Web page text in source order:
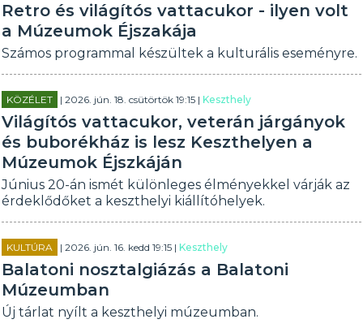
Retro és világítós vattacukor - ilyen volt
a Múzeumok Éjszakája
Számos programmal készültek a kulturális eseményre.
KÖZÉLET | 2026. jún. 18. csütörtök 19:15 |Keszthely
Világítós vattacukor, veterán járgányok
és buborékház is lesz Keszthelyen a
Múzeumok Éjszkáján
Június 20-án ismét különleges élményekkel várják az
érdeklődőket a keszthelyi kiállítóhelyek.
KULTÚRA | 2026. jún. 16. kedd 19:15 |Keszthely
Balatoni nosztalgiázás a Balatoni
Múzeumban
Új tárlat nyílt a keszthelyi múzeumban.